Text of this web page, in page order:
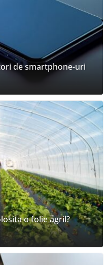
de smartphone-uri
o folie agril?